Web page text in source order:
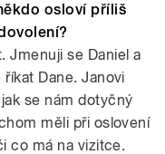
osloví příliš
Jmenuji se Daniel a
Dane. Janovi
se nám dotyčný
měli při oslovení
co má na vizitce.